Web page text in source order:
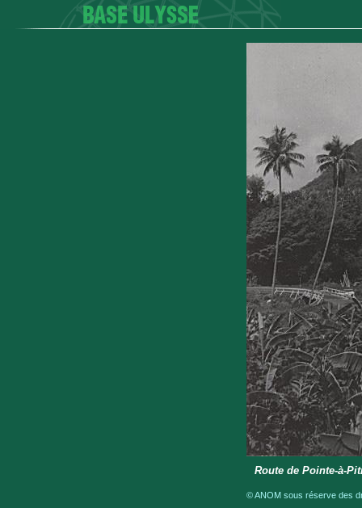
Route de Pointe-à-
© ANOM sous réserve des